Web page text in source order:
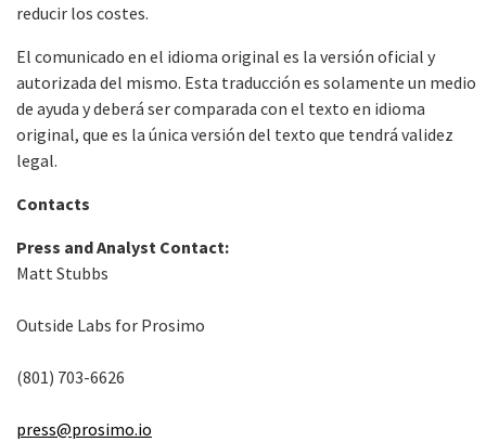
reducir los costes.
El comunicado en el idioma original es la versión oficial y
autorizada del mismo. Esta traducción es solamente un medio
de ayuda y deberá ser comparada con el texto en idioma
original, que es la única versión del texto que tendrá validez
legal.
Contacts
Press and Analyst Contact:
Matt Stubbs
Outside Labs for Prosimo
(801) 703-6626
press@prosimo.io